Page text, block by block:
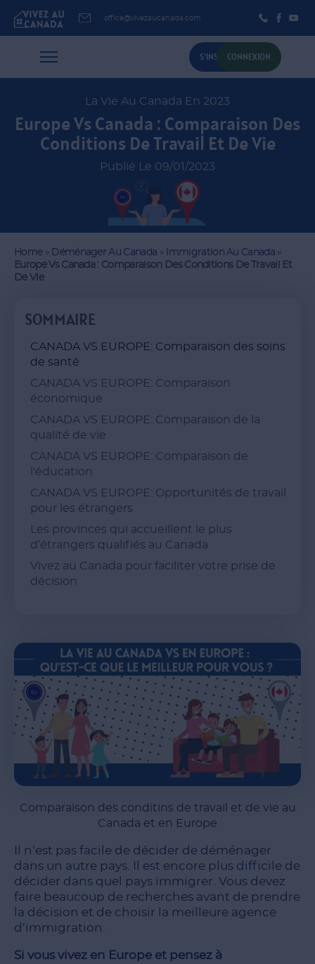
office@vivezaucanada.com
S'INSCRIRECONNEXION
La Vie Au Canada En 2023
Europe Vs Canada : Comparaison Des
Conditions De Travail Et De Vie
Publié Le 09/01/2023
Comparaison des conditins de travail et de vie au
Canada et en Europe
Il n’est pas facile de décider de déménager
dans un autre pays. Il est encore plus difficile de
décider dans quel pays immigrer. Vous devez
faire beaucoup de recherches avant de prendre
la décision et de choisir la meilleure agence
d’immigration.
Si vous vivez en Europe et pensez à
Home» Déménager Au Canada » Immigration Au Canada »
Europe Vs Canada : Comparaison Des Conditions De Travail Et
De Vie
SOMMAIRE
CANADA VS EUROPE: Comparaison des soins
de santé
CANADA VS EUROPE: Comparaison
économique
CANADA VS EUROPE: Comparaison de la
qualité de vie
CANADA VS EUROPE: Comparaison de
l'éducation
CANADA VS EUROPE: Opportunités de travail
pour les étrangers
Les provinces qui accueillent le plus
d’étrangers qualifiés au Canada
Vivez au Canada pour faciliter votre prise de
décision